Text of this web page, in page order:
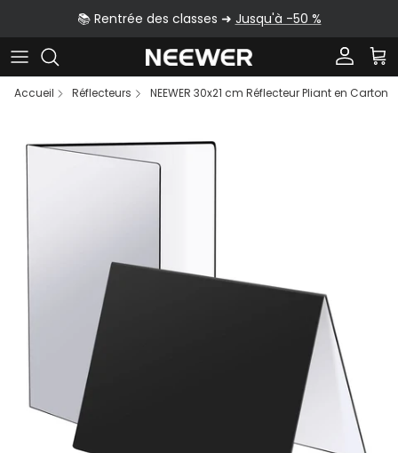
Aller au contenu📚 Rentrée des classes ➜ Jusqu'à -50 %
Compte
Accueil
Réflecteurs NEEWER 30x21 cm Réflecteur Pliant en Carton